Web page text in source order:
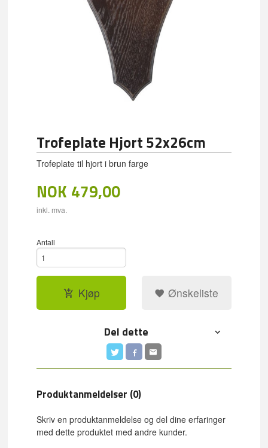
Trofeplate Hjort 52x26cm
Trofeplate til hjort i brun farge
NOK 479,00
inkl. mva.
Antall
Kjøp Ønskeliste
Del dette
Produktanmeldelser (0)
Skriv en produktanmeldelse og del dine erfaringer
med dette produktet med andre kunder.